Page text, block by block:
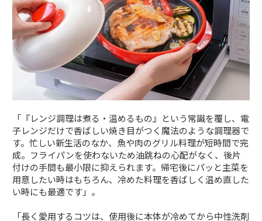
「『レンジ調理は煮る・温めるもの』という常識を覆し、電
子レンジだけで香ばしい焼き目がつく魔法のような調理器で
す。忙しい新生活のなか、魚や肉のグリル料理が短時間で完
成。フライパンを使わないため油跳ねの心配がなく、後片
付けの手間も最小限に抑えられます。帰宅後にパッと主菜を
用意したい時はもちろん、冷めた料理を香ばしく温め直した
い時にも最適です」。
「長く愛用するコツは、使用後に本体が冷めてから中性洗剤